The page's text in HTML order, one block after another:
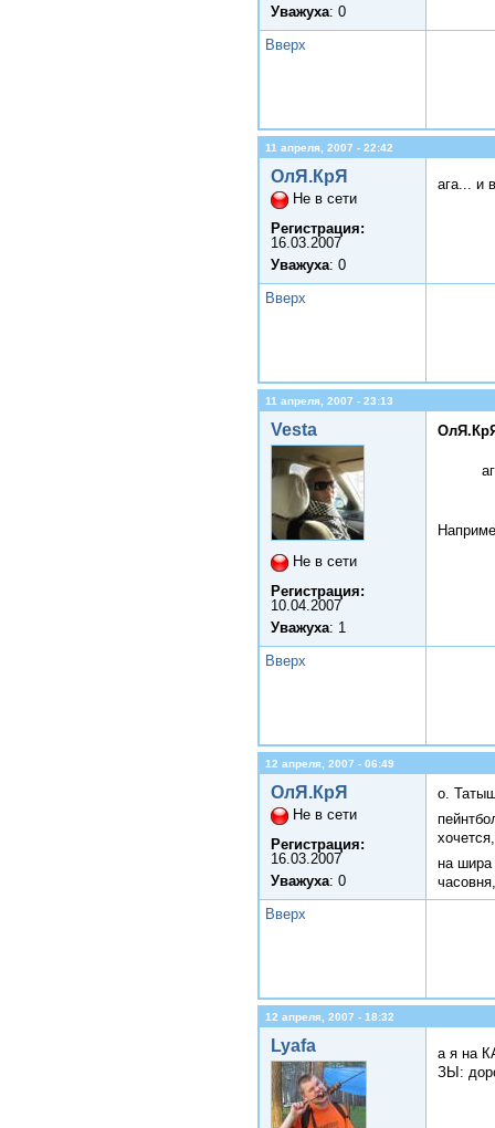
Уважуха: 0
Вверх
11 апреля, 2007 - 22:42
ОлЯ.КрЯ
Не в сети
Регистрация:
16.03.2007
Уважуха: 0
ага... и
Вверх
11 апреля, 2007 - 23:13
Vesta
Не в сети
Регистрация:
10.04.2007
Уважуха: 1
Вверх
12 апреля, 2007 - 06:49
ОлЯ.КрЯ
Не в сети
Регистрация:
16.03.2007
Уважуха: 0
о.
на шира
Вверх
12 апреля, 2007 - 18:32
Lyafa
а я на
ЗЫ: